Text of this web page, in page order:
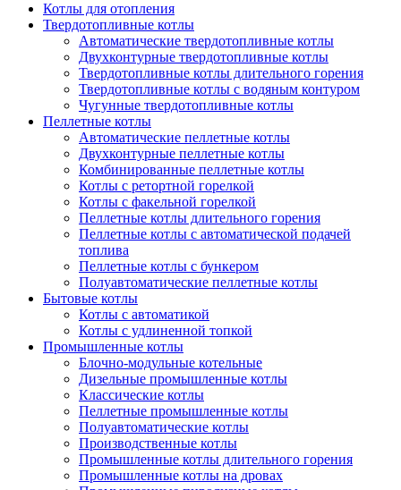
Котлы для отопления
Твердотопливные котлы
Автоматические твердотопливные котлы
Двухконтурные твердотопливные котлы
Твердотопливные котлы длительного горения
Твердотопливные котлы с водяным контуром
Чугунные твердотопливные котлы
Пеллетные котлы
Автоматические пеллетные котлы
Двухконтурные пеллетные котлы
Комбинированные пеллетные котлы
Котлы с ретортной горелкой
Котлы с факельной горелкой
Пеллетные котлы длительного горения
Пеллетные котлы с автоматической подачей
топлива
Пеллетные котлы с бункером
Полуавтоматические пеллетные котлы
Бытовые котлы
Котлы с автоматикой
Котлы с удлиненной топкой
Промышленные котлы
Блочно-модульные котельные
Дизельные промышленные котлы
Классические котлы
Пеллетные промышленные котлы
Полуавтоматические котлы
Производственные котлы
Промышленные котлы длительного горения
Промышленные котлы на дровах